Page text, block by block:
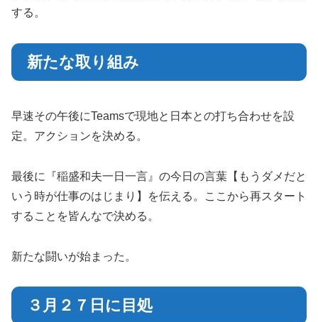
する。
新たな取り組み
早速その午後にTeamsで現地と日本との打ち合わせを設
定。アクションを決める。
最後に『稲盛和夫一日一言』の今日の言葉【もうダメだと
いう時が仕事のはじまり】を伝える。ここから再スタート
することを皆んなで決める。
新たな闘いが始まった。
３月２７日に目処